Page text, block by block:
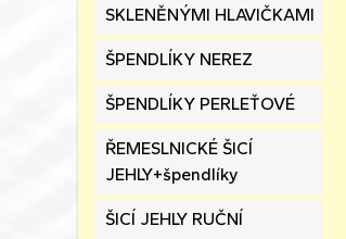
SKLENĚNÝMI HLAVIČKAMI
ŠPENDLÍKY NEREZ
ŠPENDLÍKY PERLEŤOVÉ
ŘEMESLNICKÉ ŠICÍ
JEHLY+špendlíky
ŠICÍ JEHLY RUČNÍ